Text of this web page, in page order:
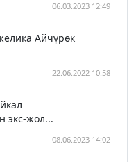
06.03.2023 12:49
Айчүрөк
22.06.2022 10:58
экс-жол...
08.06.2023 14:02